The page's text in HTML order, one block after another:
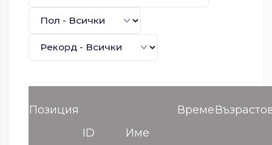
Позиция
ID
Име
Време